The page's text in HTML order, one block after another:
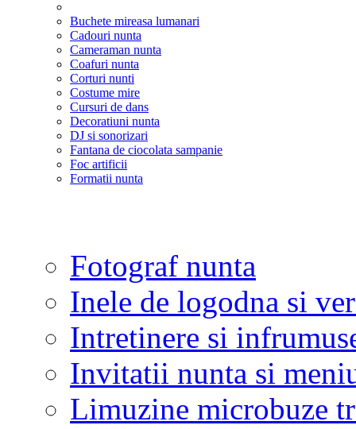
Buchete mireasa lumanari
Cadouri nunta
Cameraman nunta
Coafuri nunta
Corturi nunti
Costume mire
Cursuri de dans
Decoratiuni nunta
DJ si sonorizari
Fantana de ciocolata sampanie
Foc artificii
Formatii nunta
Fotograf nunta
Inele de logodna si
Intretinere si
Invitatii nunta si
Limuzine microbuze